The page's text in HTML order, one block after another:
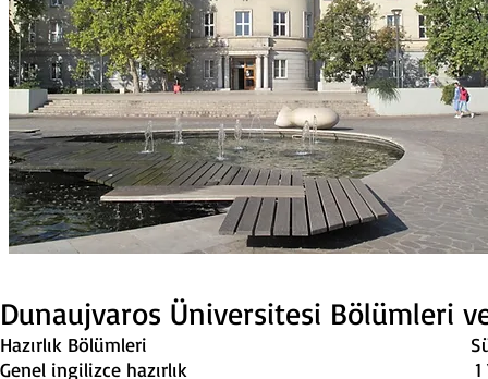
Dunaujvaros Üniversitesi Bölümleri
Hazırlık Bölümleri Süre
Genel ingilizce hazırlık